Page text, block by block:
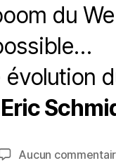
du
Eric
Aucun